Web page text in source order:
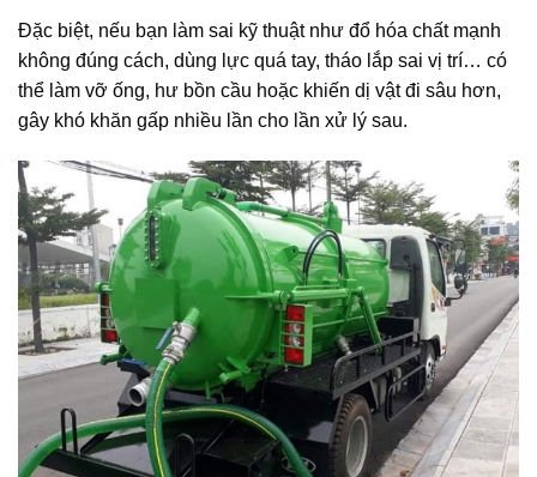
Đặc biệt, nếu bạn làm sai kỹ thuật như đổ hóa chất mạnh
không đúng cách, dùng lực quá tay, tháo lắp sai vị trí… có
thể làm vỡ ống, hư bồn cầu hoặc khiến dị vật đi sâu hơn,
gây khó khăn gấp nhiều lần cho lần xử lý sau.